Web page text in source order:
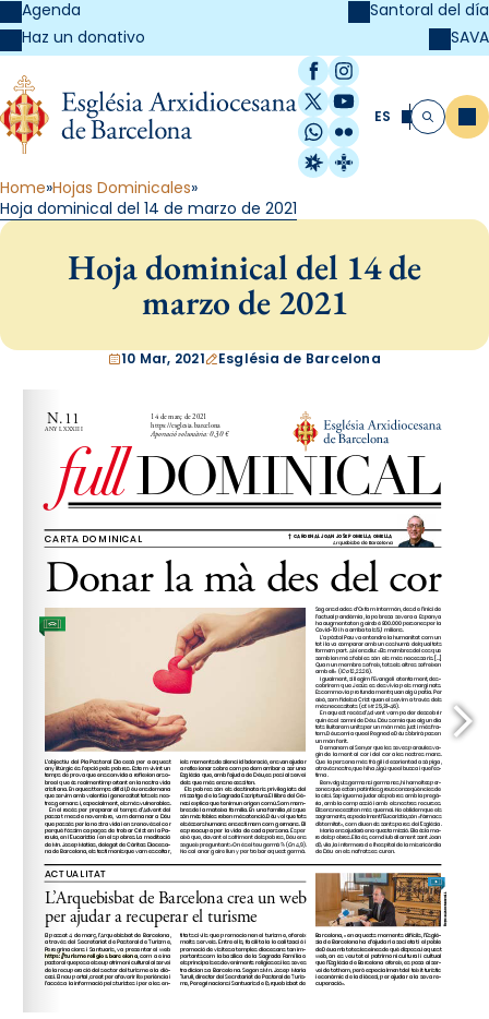
Agenda
Haz un donativo
Santoral del día
SAVA
Facebook
Instagram
X / Twitter
YouTube
WhatsApp
Flickr
Radio Estel
Catalunya
ES Buscar
Home Hojas Dominicales
Hoja dominical del 14 de marzo de 2021
Hoja dominical del 14 de
marzo de 2021
10 Mar, 2021 Església de Barcelona
sor del col·lectiu ( www.somcristians.cat